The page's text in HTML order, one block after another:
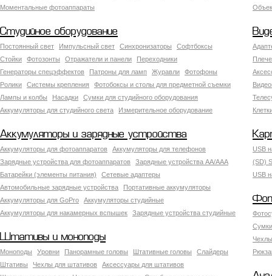
Моментальные фотоаппараты
Студийное оборудование
Постоянный свет Импульсный свет Синхронизаторы
Софтбоксы
Стойки
Фотозонты Отражатели и панели
Переходники
Генераторы спецэффектов
Патроны для ламп Журавли
Фотофоны
Ролики
Системы крепления
Фотобоксы и столы для предметной съемки
Лампы и колбы
Насадки
Сумки для студийного оборудования
Аккумуляторы для студийного света
Измерительное оборудование
Аккумуляторы и зарядные устройства
Аккумуляторы для фотоаппаратов
Аккумуляторы для телефонов
Зарядные устройства для фотоаппаратов
Зарядные устройства AA/AAA
Батарейки (элементы питания)
Сетевые адаптеры
Автомобильные зарядные устройства
Портативные аккумуляторы
Аккумуляторы для GoPro
Аккумуляторы студийные
Аккумуляторы для накамерных вспышек
Зарядные устройства студийные
USB
(SD)
USB
Штативы и моноподы
Моноподы Уровни Панорамные головы Штативные головы
Слайдеры
Штативы
Чехлы для штативов
Аксессуары для штативов